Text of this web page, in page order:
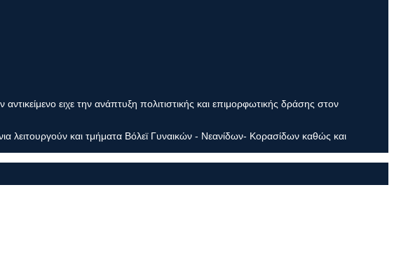
ειχε την ανάπτυξη πολιτιστικής και επιμορφωτικής δράσης στον
και τμήματα Βόλεϊ Γυναικών - Νεανίδων- Κορασίδων καθώς και